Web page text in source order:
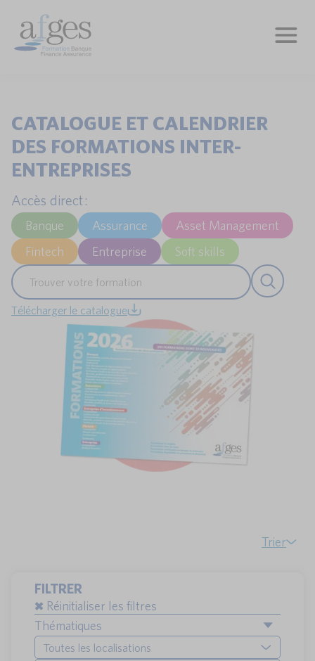
CATALOGUE ET CALENDRIER
DES FORMATIONS INTER-
ENTREPRISES
Accès direct :
Banque Assurance
Asset Management
Fintech
Entreprise Soft skills
Télécharger le catalogue
Trier
FILTRER
Réinitialiser les filtres
Thématiques
Toutes les localisations